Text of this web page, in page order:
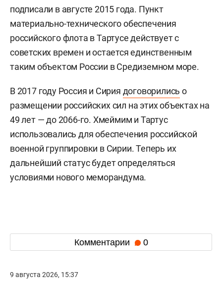
подписали в августе 2015 года. Пункт
материально-технического обеспечения
российского флота в Тартусе действует с
советских времен и остается единственным
таким объектом России в Средиземном море.
В 2017 году Россия и Сирия договорились о
размещении российских сил на этих объектах на
49 лет — до 2066-го. Хмеймим и Тартус
использовались для обеспечения российской
военной группировки в Сирии. Теперь их
дальнейший статус будет определяться
условиями нового меморандума.
Комментарии 0
9 августа 2026, 15:37